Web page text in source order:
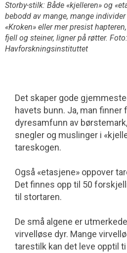
Storby-stilk: Både «kjelleren» og
bebodd av mange, mange
«Kroken» eller mer presist
fjell og steiner, ligner på røtter.
Havforskningsinstituttet
Det skaper gode
havets bunn. Ja, man finner
dyresamfunn av
snegler og muslinger i
tareskogen.
Også «etasjene» oppover
Det finnes opp til 50
til stortaren.
De små algene er
virvelløse dyr. Mange
tarestilk kan det leve opptil